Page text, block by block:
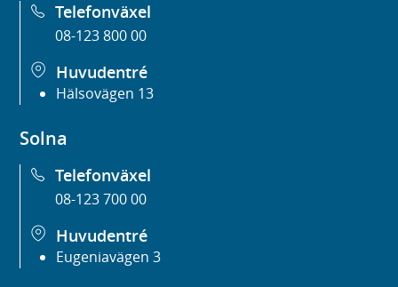
Telefonväxel
08-123 800 00
Huvudentré
Hälsovägen 13
Solna
Telefonväxel
08-123 700 00
Huvudentré
Eugeniavägen 3